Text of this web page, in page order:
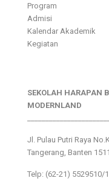
Program
Admisi
Kalendar Akademik
Kegiatan
SEKOLAH HARAPAN
MODERNLAND
Jl. Pulau Putri Raya
Tangerang, Banten
Telp: (62-21) 5529510/